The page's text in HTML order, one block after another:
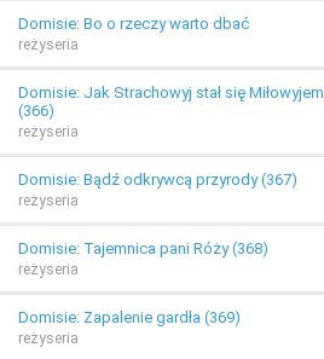
Domisie: Bo o rzeczy warto dbać
reżyseria
Domisie: Jak Strachowyj stał się Miłowyjem
(366)
reżyseria
Domisie: Bądź odkrywcą przyrody (367)
reżyseria
Domisie: Tajemnica pani Róży (368)
reżyseria
Domisie: Zapalenie gardła (369)
reżyseria